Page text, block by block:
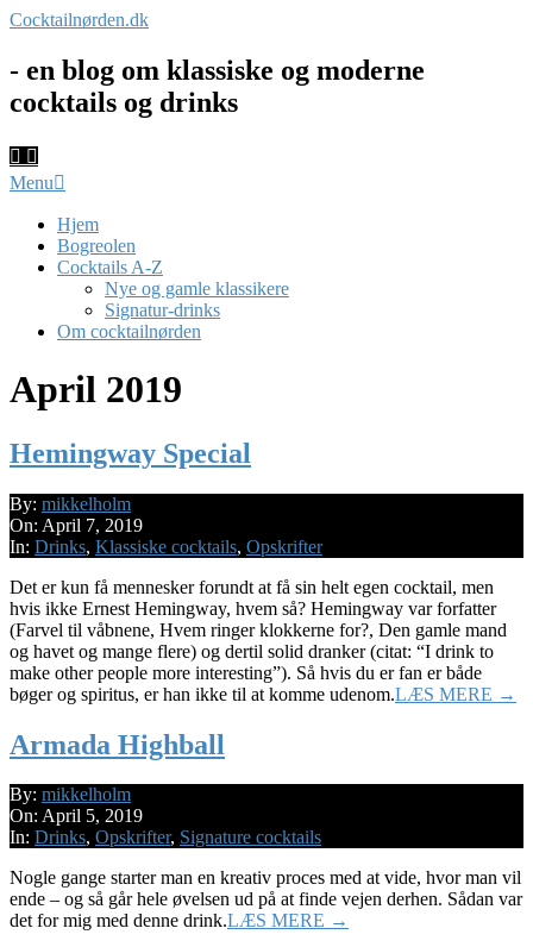
Skip
content
Cocktailnørden.dk
- en blog om klassiske og moderne
cocktails og drinks
Primary
Menu
Menu
Hjem
Bogreolen
Cocktails A-Z
Nye og gamle klassikere
Signatur-drinks
Om cocktailnørden
April 2019
Hemingway Special
2019-
04-
07
By: mikkelholm
On: April 7, 2019
In: Drinks, Klassiske cocktails, Opskrifter
Det er kun få mennesker forundt at få sin helt egen cocktail, men
hvis ikke Ernest Hemingway, hvem så? Hemingway var forfatter
(Farvel til våbnene, Hvem ringer klokkerne for?, Den gamle mand
og havet og mange flere) og dertil solid dranker (citat: “I drink to
make other people more interesting”). Så hvis du er fan er både
bøger og spiritus, er han ikke til at komme udenom.LÆS MERE →
Armada Highball
2019-
04-
05
By: mikkelholm
On: April 5, 2019
In: Drinks, Opskrifter, Signature cocktails
Nogle gange starter man en kreativ proces med at vide, hvor man vil
ende – og så går hele øvelsen ud på at finde vejen derhen. Sådan var
det for mig med denne drink.LÆS MERE →